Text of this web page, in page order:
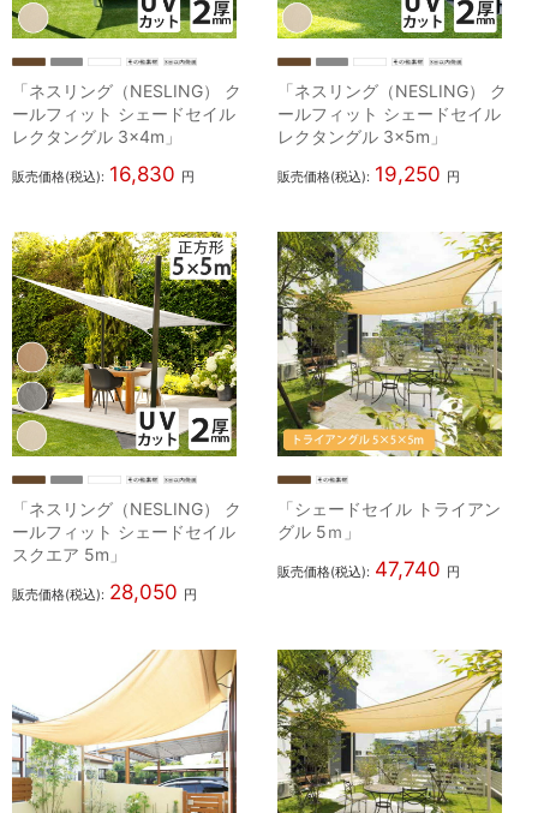
「ネスリング（NESLING） ク
ールフィット シェードセイル
レクタングル 3×4m」
販売価格(税込): 16,830 円
「ネスリング（NESLING） ク
ールフィット シェードセイル
レクタングル 3×5m」
販売価格(税込): 19,250 円
「ネスリング（NESLING） ク
ールフィット シェードセイル
スクエア 5m」
販売価格(税込): 28,050 円
「シェードセイル トライアン
グル 5ｍ」
販売価格(税込): 47,740 円